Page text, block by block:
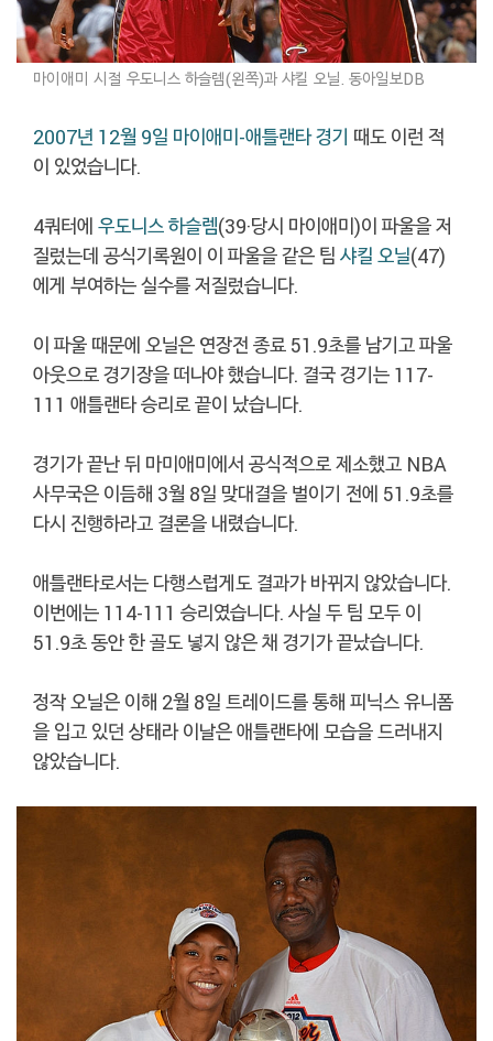
마이애미 시절 우도니스 하슬렘(왼쪽)과 샤킬 오닐. 동아일보DB
2007년 12월 9일 마이애미-애틀랜타 경기 때도 이런 적
이 있었습니다.
4쿼터에 우도니스 하슬렘(39·당시 마이애미)이 파울을 저
질렀는데 공식기록원이 이 파울을 같은 팀 샤킬 오닐(47)
에게 부여하는 실수를 저질렀습니다.
이 파울 때문에 오닐은 연장전 종료 51.9초를 남기고 파울
아웃으로 경기장을 떠나야 했습니다. 결국 경기는 117-
111 애틀랜타 승리로 끝이 났습니다.
경기가 끝난 뒤 마미애미에서 공식적으로 제소했고 NBA
사무국은 이듬해 3월 8일 맞대결을 벌이기 전에 51.9초를
다시 진행하라고 결론을 내렸습니다.
애틀랜타로서는 다행스럽게도 결과가 바뀌지 않았습니다.
이번에는 114-111 승리였습니다. 사실 두 팀 모두 이
51.9초 동안 한 골도 넣지 않은 채 경기가 끝났습니다.
정작 오닐은 이해 2월 8일 트레이드를 통해 피닉스 유니폼
을 입고 있던 상태라 이날은 애틀랜타에 모습을 드러내지
않았습니다.